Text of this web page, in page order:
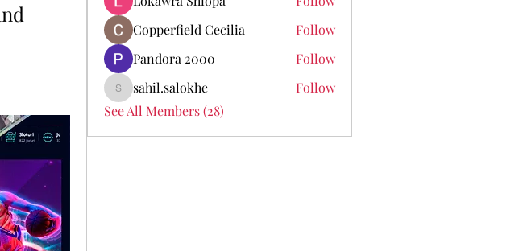
Copperfield Cecilia
Follow
Pandora 2000
Follow
sahil.salokhe
sahil.salokhe
Follow
See All Members (28)